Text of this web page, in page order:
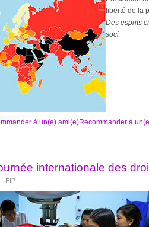
liberté de la
Des esprits
soci
Recommander à
internationale des
EIP